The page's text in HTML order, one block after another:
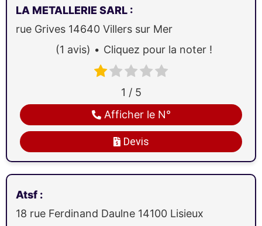
LA METALLERIE SARL :
rue Grives 14640 Villers sur Mer
Devis
Afficher le N°
1 / 5
(1 avis) Cliquez pour la noter !
Atsf :
18 rue Ferdinand Daulne 14100 Lisieux